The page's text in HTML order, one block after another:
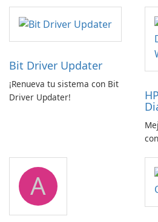
Bit Driver Updater
¡Renueva tu sistema con Bit
Driver Updater!
A